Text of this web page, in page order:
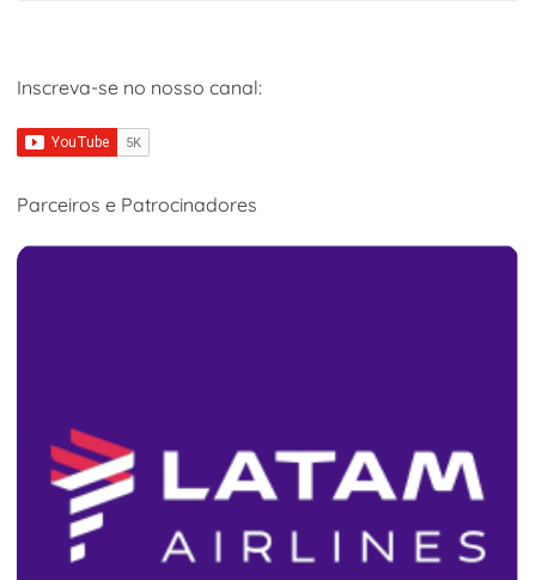
Inscreva-se no nosso canal:
Parceiros e Patrocinadores